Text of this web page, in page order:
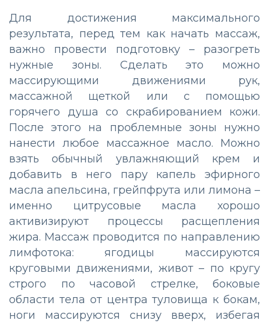
Для достижения максимального
результата, перед тем как начать массаж,
важно провести подготовку – разогреть
нужные зоны. Сделать это можно
массирующими движениями рук,
массажной щеткой или с помощью
горячего душа со скрабированием кожи.
После этого на проблемные зоны нужно
нанести любое массажное масло. Можно
взять обычный увлажняющий крем и
добавить в него пару капель эфирного
масла апельсина, грейпфрута или лимона –
именно цитрусовые масла хорошо
активизируют процессы расщепления
жира. Массаж проводится по направлению
лимфотока: ягодицы массируются
круговыми движениями, живот – по кругу
строго по часовой стрелке, боковые
области тела от центра туловища к бокам,
ноги массируются снизу вверх, избегая